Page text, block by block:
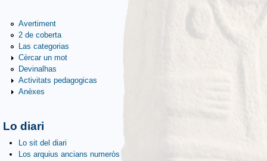
Avertiment
2 de coberta
Las categorias
Cèrcar un mot
Devinalhas
Activitats pedagogicas
Anèxes
Lo diari
Lo sit del diari
Los arquius ancians numeròs